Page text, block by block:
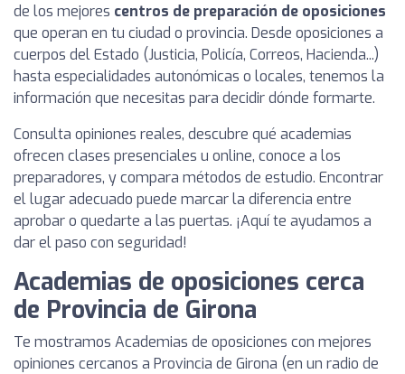
de los mejores centros de preparación de oposiciones
que operan en tu ciudad o provincia. Desde oposiciones a
cuerpos del Estado (Justicia, Policía, Correos, Hacienda...)
hasta especialidades autonómicas o locales, tenemos la
información que necesitas para decidir dónde formarte.
Consulta opiniones reales, descubre qué academias
ofrecen clases presenciales u online, conoce a los
preparadores, y compara métodos de estudio. Encontrar
el lugar adecuado puede marcar la diferencia entre
aprobar o quedarte a las puertas. ¡Aquí te ayudamos a
dar el paso con seguridad!
Academias de oposiciones cerca
de Provincia de Girona
Te mostramos Academias de oposiciones con mejores
opiniones cercanos a Provincia de Girona (en un radio de